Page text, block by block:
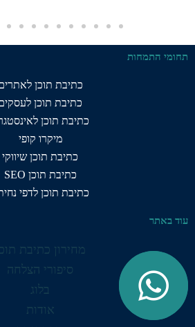
תחומי התמחות
כתיבת תוכן
כתיבת תוכן
כתיבת תוכן
מיקרו קופי
כתיבת תוכן שיווקי
כתיבת תוכן SEO
כתיבת תוכן לדפי
עוד באתר
מחירון כתיבת
סיפורי הצלחה
בלוג
אודות